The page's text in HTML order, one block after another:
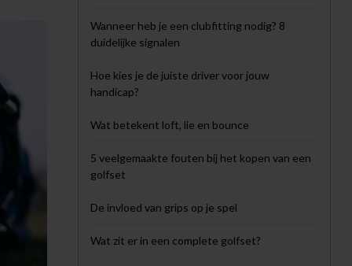
Wanneer heb je een clubfitting nodig? 8
duidelijke signalen
Hoe kies je de juiste driver voor jouw
handicap?
Wat betekent loft, lie en bounce
5 veelgemaakte fouten bij het kopen van een
golfset
De invloed van grips op je spel
Wat zit er in een complete golfset?